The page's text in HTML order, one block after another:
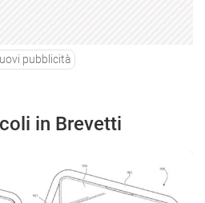
pubblicità
in Brevetti